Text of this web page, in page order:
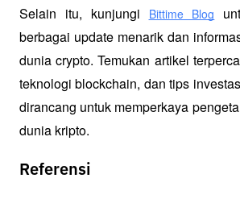
Selain itu, kunjungi
Bittime Blog
berbagai update menarik dan
dunia crypto. Temukan artikel
teknologi blockchain, dan tips
dirancang untuk memperkaya
dunia kripto.
Referensi